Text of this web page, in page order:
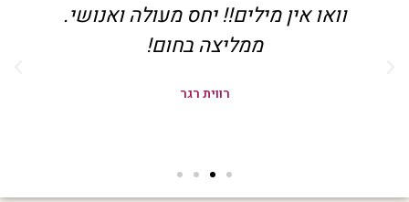
וואו אין מילים!! יחס מעולה ואנושי.
ממליצה בחום!
רווית רגר